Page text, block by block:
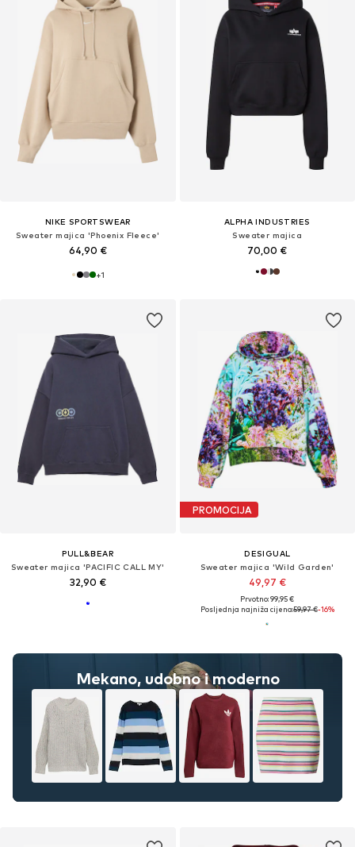
NIKE SPORTSWEAR
Sweater majica 'Phoenix Fleece'
64,90 €
+1
ALPHA INDUSTRIES
Sweater majica
70,00 €
PULL&BEAR
Sweater majica 'PACIFIC CALL MY'
32,90 €
Mekano, udobno i moderno
PROMOCIJA
DESIGUAL
Sweater majica 'Wild Garden'
49,97 €
Prvotno: 99,95 €
Posljednja najniža cijena:59,97 €-16%